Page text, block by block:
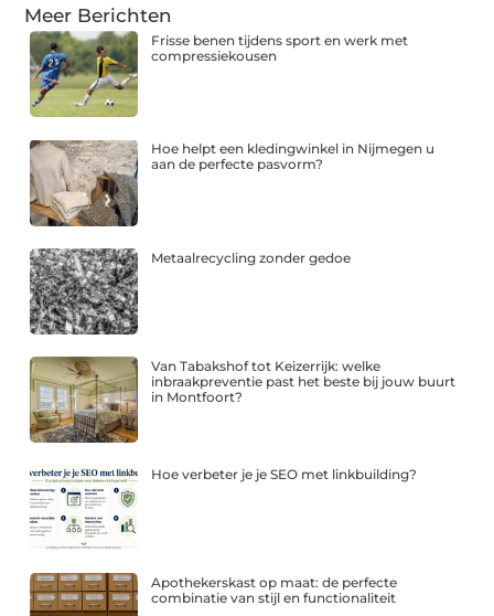
Meer Berichten
Frisse benen tijdens sport en werk met
compressiekousen
Hoe helpt een kledingwinkel in Nijmegen u
aan de perfecte pasvorm?
Metaalrecycling zonder gedoe
Van Tabakshof tot Keizerrijk: welke
inbraakpreventie past het beste bij jouw buurt
in Montfoort?
Hoe verbeter je je SEO met linkbuilding?
Apothekerskast op maat: de perfecte
combinatie van stijl en functionaliteit